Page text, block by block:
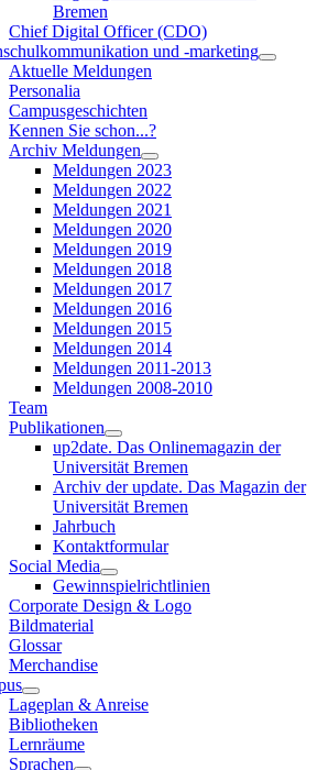
Bremen
Chief Digital Officer (CDO)
und -marketing
Aktuelle Meldungen
Personalia
Campusgeschichten
Kennen Sie schon...?
Archiv Meldungen
Meldungen 2023
Meldungen 2022
Meldungen 2021
Meldungen 2020
Meldungen 2019
Meldungen 2018
Meldungen 2017
Meldungen 2016
Meldungen 2015
Meldungen 2014
Meldungen 2011-2013
Meldungen 2008-2010
Team
Publikationen
up2date. Das Onlinemagazin der
Universität Bremen
Archiv der update. Das Magazin der
Universität Bremen
Jahrbuch
Kontaktformular
Social Media
Gewinnspielrichtlinien
Corporate Design & Logo
Bildmaterial
Glossar
Merchandise
Lageplan & Anreise
Bibliotheken
Lernräume
Sprachen